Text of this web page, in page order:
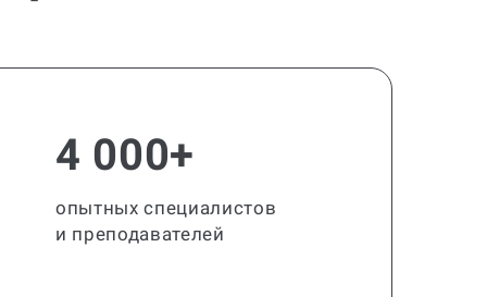
4 000+
опытных специалистов
и преподавателей